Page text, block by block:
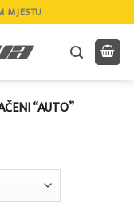
MJESTU
“AUTO”